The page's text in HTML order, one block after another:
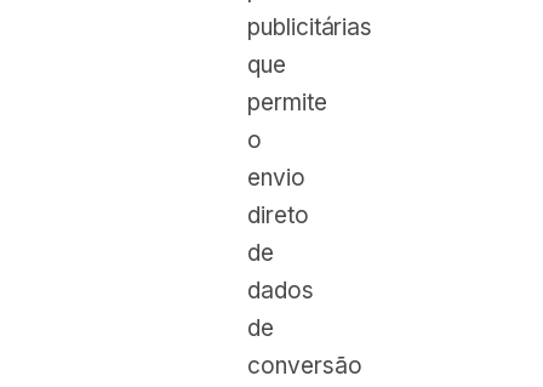
publicitárias
que
permite
o
envio
direto
de
dados
de
conversão